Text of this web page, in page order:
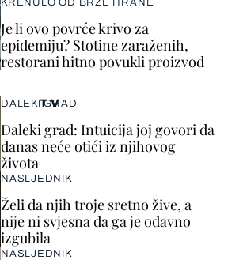
KRENULO OD BRZE HRANE
Je li ovo povrće krivo za
epidemiju? Stotine zaraženih,
restorani hitno povukli proizvod
TV
DALEKI GRAD
Daleki grad: Intuicija joj govori da
danas neće otići iz njihovog
života
NASLJEDNIK
Želi da njih troje sretno žive, a
nije ni svjesna da ga je odavno
izgubila
NASLJEDNIK